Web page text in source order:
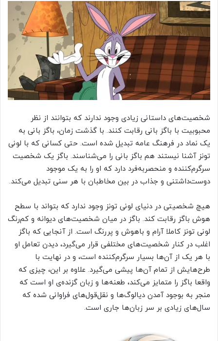
شخصیت‌های داستانی زیادی وجود ندارند که بتوانند از نظر
محبوبیت با باگز بانی رقابت کنند. با گذشت زمان، باگز بانی به
یک نماد در فرهنگ عامه تبدیل شده است. حتی کسانی که با لونی
تونز آشنا نیستند هم باگز بانی را می‌شناسند. باگز یک شخصیت
سرگرم‌کننده و منحصربه‌فرد دارد که او را به یک موجود
دوست‌داشتنی و جذاب در بین مخاطبان با هر سنی تبدیل می‌کند.
هیچ شخصیتی در دنیای لونی تونز وجود ندارد که بتواند با سطح
هوش باگز رقابت کند. باگز در میان شخصیت‌های دیوانه و کم‌رنگ
لونی تونز کاملا آرام و باهوش و پررنگ است. از آنجایی که باگز
اغلب در کنار شخصیت‌های مختلفی قرار می‌گیرد، دیدن تعامل او
با هر یک از آن‌ها بسیار سرگرم‌کننده است، و در نهایت با
طرح‌هایش از تمام آن‌ها پیشی می‌گیرد. علاوه بر این، چیزی که
واقعا باگز را متمایز می‌کند، طعنه‌ها و زبان گزنده‌ی او است که
منجر به بوجود آمدن دیالوگ‌ها و نقل‌قول‌های فراوانی شده که
سال‌های زیادی بر سر زبان‌ها جاری است.